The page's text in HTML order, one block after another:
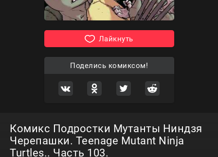
Лайкнуть
Поделись комиксом!
Комикс Подростки Мутанты Ниндзя
Черепашки. Teenage Mutant Ninja
Turtles.. Часть 103.